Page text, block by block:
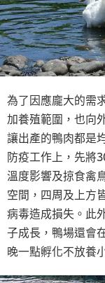
為了因應龐大的需
加養殖範圍，也向
讓出產的鴨肉都是
防疫工作上，先將
溫度影響及掠食禽
空間，四周及上方
病毒造成損失。此
子成長，鴨場還會
晚一點孵化不放養